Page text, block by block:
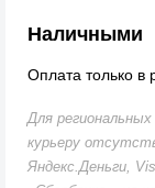
Наличными
Оплата только в
Для
курьеру
Яндекс.Деньги,